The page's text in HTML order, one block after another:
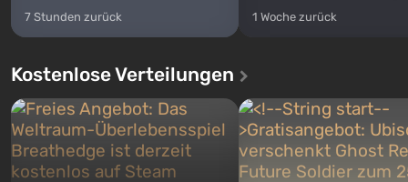
7 Stunden zurück 1 Woche zurück
Kostenlose Verteilungen